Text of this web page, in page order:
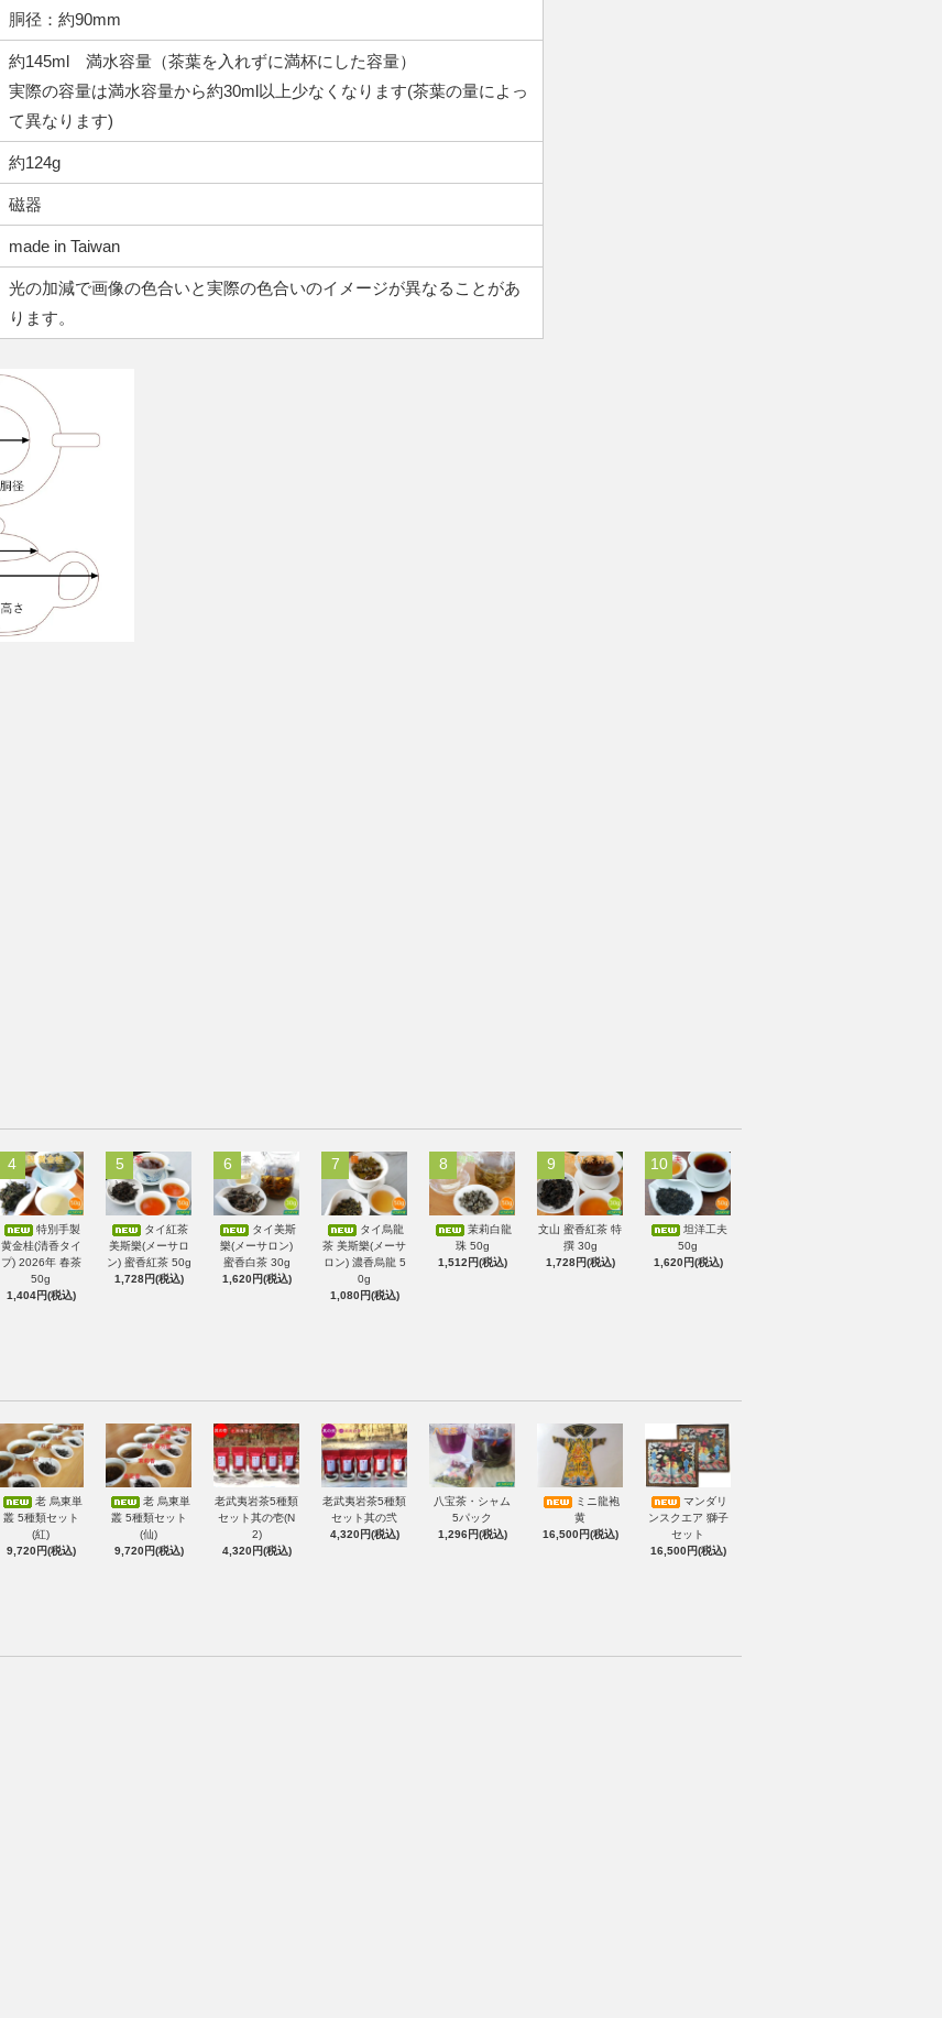
胴径：約90mm
約145ml 満水容量（茶葉を入れずに満杯にした容量）
実際の容量は満水容量から約30ml以上少なくなります(茶葉の量によっ
て異なります)
約124g
磁器
made in Taiwan
光の加減で画像の色合いと実際の色合いのイメージが異なることがあ
ります。
4
特別手製
黄金桂(清香タイ
プ) 2026年 春茶
50g
1,404円(税込)
5
タイ紅茶
美斯樂(メーサロ
ン) 蜜香紅茶 50g
1,728円(税込)
6
タイ美斯
樂(メーサロン)
蜜香白茶 30g
1,620円(税込)
7
タイ烏龍
茶 美斯樂(メーサ
ロン) 濃香烏龍 5
0g
1,080円(税込)
8
茉莉白龍
珠 50g
1,512円(税込)
9
文山 蜜香紅茶 特
撰 30g
1,728円(税込)
10
坦洋工夫
50g
1,620円(税込)
老 烏東単
叢 5種類セット
(紅)
9,720円(税込)
老 烏東単
叢 5種類セット
(仙)
9,720円(税込)
老武夷岩茶5種類
セット其の壱(N
2)
4,320円(税込)
老武夷岩茶5種類
セット其の弐
4,320円(税込)
八宝茶・シャム
5パック
1,296円(税込)
ミニ龍袍
黄
16,500円(税込)
マンダリ
ンスクエア 獅子
セット
16,500円(税込)